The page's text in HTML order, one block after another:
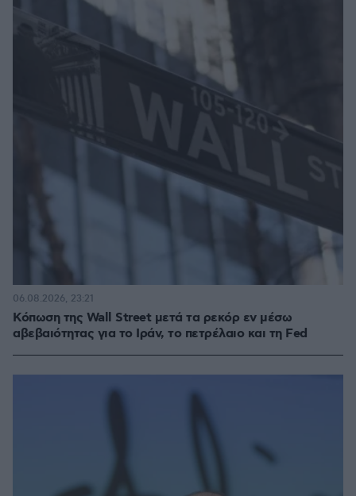
Κόπωση της Wall Street μετά τα ρεκόρ εν μέσω
αβεβαιότητας για το Ιράν, το πετρέλαιο και τη Fed
06.08.2026, 23:21